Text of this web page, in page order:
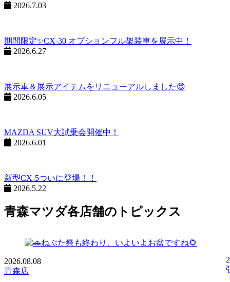
2026.7.03
期間限定✨CX-30 オプションフル架装車を展示中！
2026.6.27
展示車＆展示アイテムをリニューアルしました😍
2026.6.05
MAZDA SUV大試乗会開催中！
2026.6.01
新型CX-5ついに登場！！
2026.5.22
青森マツダ各店舗のトピックス
2026.08.08
青森店